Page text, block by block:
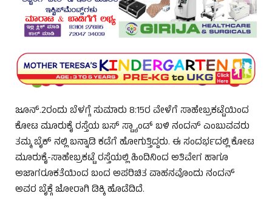
ಜೂನ್.2ರಂದು ಬೆಳಗ್ಗೆ ಸುಮಾರು 8:15ರ ವೇಳೆಗೆ ಸಾಹೇಬ್ರಕಟ್ಟೆಯಿಂದ
ಕೋಟ ಮೂರುಕೈ ರಸ್ತೆಯ ಬಸ್ ಸ್ಟ್ಯಾಂಡ್ ಬಳಿ ನಂದನ್ ಎಂಬುವವರು
ತಮ್ಮ ಬೈಕ್ ನಲ್ಲಿ ಬನ್ನಾಡಿ ಕಡೆಗೆ ಹೋಗುತ್ತಿದ್ದರು. ಈ ಸಂದರ್ಭದಲ್ಲಿ ಕೋಟ
ಮೂರುಕೈ-ಸಾಹೇಬ್ರಕಟ್ಟೆ ರಸ್ತೆಯಲ್ಲಿ ಹಿಂದಿನಿಂದ ಅತಿವೇಗ ಹಾಗೂ
ಅಜಾಗರೂಕತೆಯಿಂದ ಬಂದ ಅಪರಿಚಿತ ವಾಹನವೊಂದು ನಂದನ್
ಅವರ ಬೈಕ್ಗೆ ಜೋರಾಗಿ ಡಿಕ್ಕಿ ಹೊಡೆದಿದೆ.